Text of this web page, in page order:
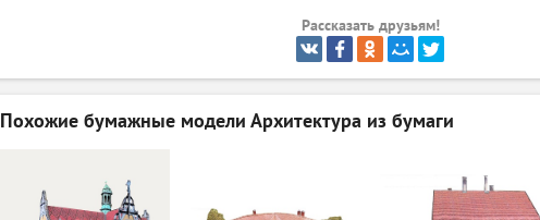
Рассказать друзьям!
Похожие бумажные модели Архитектура из бумаги